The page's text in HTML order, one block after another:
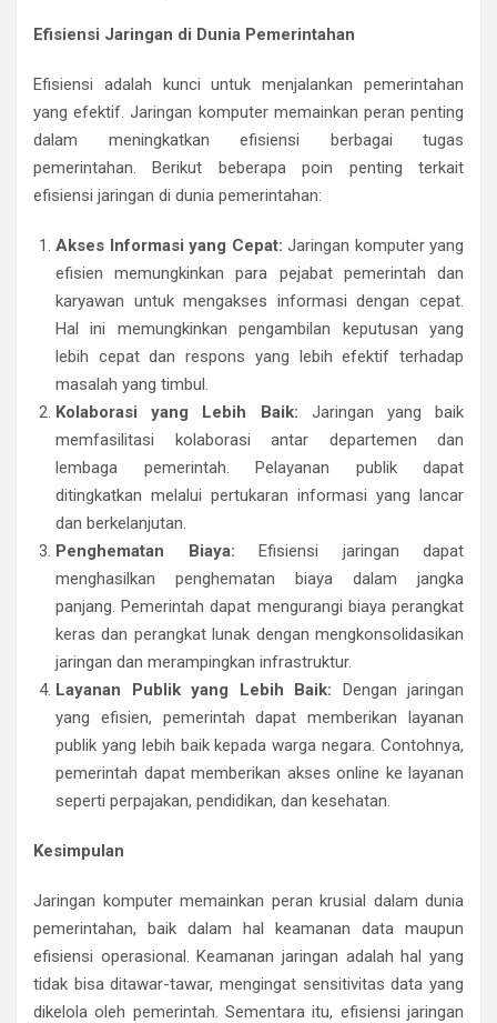
Efisiensi Jaringan di Dunia Pemerintahan
Efisiensi adalah kunci untuk menjalankan pemerintahan
yang efektif. Jaringan komputer memainkan peran penting
dalam meningkatkan efisiensi berbagai tugas
pemerintahan. Berikut beberapa poin penting terkait
efisiensi jaringan di dunia pemerintahan:
Akses Informasi yang Cepat: Jaringan komputer yang
efisien memungkinkan para pejabat pemerintah dan
karyawan untuk mengakses informasi dengan cepat.
Hal ini memungkinkan pengambilan keputusan yang
lebih cepat dan respons yang lebih efektif terhadap
masalah yang timbul.
Kolaborasi yang Lebih Baik: Jaringan yang baik
memfasilitasi kolaborasi antar departemen dan
lembaga pemerintah. Pelayanan publik dapat
ditingkatkan melalui pertukaran informasi yang lancar
dan berkelanjutan.
Penghematan Biaya: Efisiensi jaringan dapat
menghasilkan penghematan biaya dalam jangka
panjang. Pemerintah dapat mengurangi biaya perangkat
keras dan perangkat lunak dengan mengkonsolidasikan
jaringan dan merampingkan infrastruktur.
Layanan Publik yang Lebih Baik: Dengan jaringan
yang efisien, pemerintah dapat memberikan layanan
publik yang lebih baik kepada warga negara. Contohnya,
pemerintah dapat memberikan akses online ke layanan
seperti perpajakan, pendidikan, dan kesehatan.
Kesimpulan
Jaringan komputer memainkan peran krusial dalam dunia
pemerintahan, baik dalam hal keamanan data maupun
efisiensi operasional. Keamanan jaringan adalah hal yang
tidak bisa ditawar-tawar, mengingat sensitivitas data yang
dikelola oleh pemerintah. Sementara itu, efisiensi jaringan